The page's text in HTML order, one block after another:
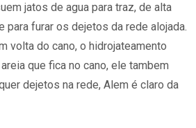
jatos de agua para traz, de alta
para furar os dejetos da rede alojada.
volta do cano, o hidrojateamento
que fica no cano, ele tambem
dejetos na rede, Alem é claro da